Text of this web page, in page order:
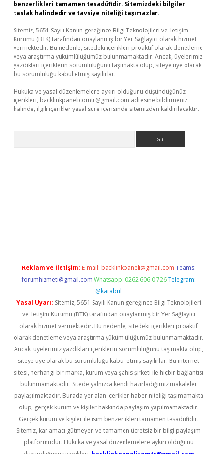
benzerlikleri tamamen tesadüfidir. Sitemizdeki bilgiler
taslak halindedir ve tavsiye niteliği taşımazlar.
Sitemiz, 5651 Sayılı Kanun gereğince Bilgi Teknolojileri ve İletişim
Kurumu (BTK) tarafından onaylanmış bir Yer Sağlayıcı olarak hizmet
vermektedir. Bu nedenle, sitedeki içerikleri proaktif olarak denetleme
veya araştırma yükümlülüğümüz bulunmamaktadır. Ancak, üyelerimiz
yazdıkları içeriklerin sorumluluğunu taşımakta olup, siteye üye olarak
bu sorumluluğu kabul etmiş sayılırlar.
Hukuka ve yasal düzenlemelere aykırı olduğunu düşündüğünüz
içerikleri, backlinkpanelicomtr@gmail.com adresine bildirmeniz
halinde, ilgili içerikler yasal süre içerisinde sitemizden kaldırılacaktır.
Reklam ve İletişim: E-mail: backlinkpaneli@gmail.com Teams:
forumhizmeti@gmail.com Whatsapp: 0262 606 0 726 Telegram:
@karabul
Yasal Uyarı: Sitemiz, 5651 Sayılı Kanun gereğince Bilgi Teknolojileri
ve İletişim Kurumu (BTK) tarafından onaylanmış bir Yer Sağlayıcı
olarak hizmet vermektedir. Bu nedenle, sitedeki içerikleri proaktif
olarak denetleme veya araştırma yükümlülüğümüz bulunmamaktadır.
Ancak, üyelerimiz yazdıkları içeriklerin sorumluluğunu taşımakta olup,
siteye üye olarak bu sorumluluğu kabul etmiş sayılırlar. Bu internet
sitesi, herhangi bir marka, kurum veya şahıs şirketi ile hiçbir bağlantısı
bulunmamaktadır. Sitede yalnızca kendi hazırladığımız makaleler
paylaşılmaktadır. Burada yer alan içerikler haber niteliği taşımamakta
olup, gerçek kurum ve kişiler hakkında paylaşım yapılmamaktadır.
Gerçek kurum ve kişiler ile isim benzerlikleri tamamen tesadüfidir.
Sitemiz, kar amacı gütmeyen ve tamamen ücretsiz bir bilgi paylaşım
platformudur. Hukuka ve yasal düzenlemelere aykırı olduğunu